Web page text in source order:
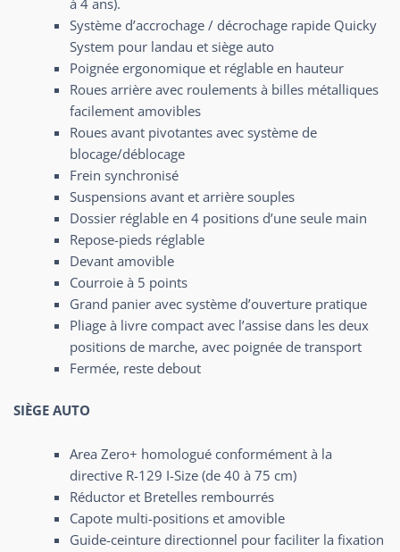
à 4 ans).
Système d’accrochage / décrochage rapide Quicky
System pour landau et siège auto
Poignée ergonomique et réglable en hauteur
Roues arrière avec roulements à billes métalliques
facilement amovibles
Roues avant pivotantes avec système de
blocage/déblocage
Frein synchronisé
Suspensions avant et arrière souples
Dossier réglable en 4 positions d’une seule main
Repose-pieds réglable
Devant amovible
Courroie à 5 points
Grand panier avec système d’ouverture pratique
Pliage à livre compact avec l’assise dans les deux
positions de marche, avec poignée de transport
Fermée, reste debout
SIÈGE AUTO
Area Zero+ homologué conformément à la
directive R-129 I-Size (de 40 à 75 cm)
Réductor et Bretelles rembourrés
Capote multi-positions et amovible
Guide-ceinture directionnel pour faciliter la fixation